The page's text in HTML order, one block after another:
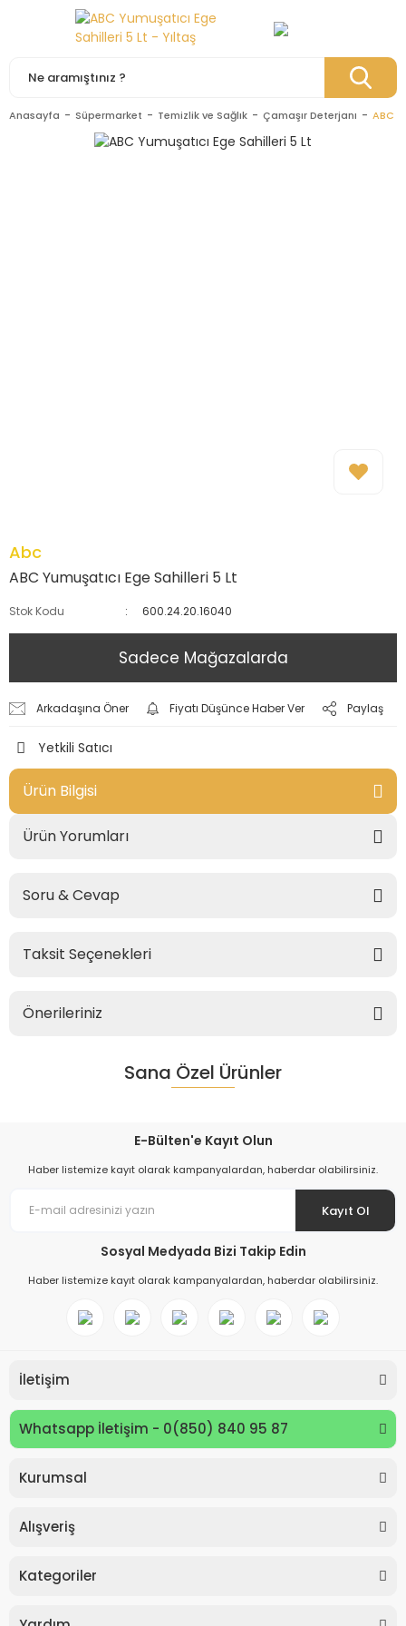
Anasayfa Süpermarket Temizlik ve Sağlık Çamaşır Deterjanı ABC
Abc
ABC Yumuşatıcı Ege Sahilleri 5 Lt
Stok Kodu 600.24.20.16040
Sadece Mağazalarda
Arkadaşına Öner Fiyatı Düşünce Haber Ver Paylaş
Yetkili Satıcı
Ürün Bilgisi
Ürün Yorumları
Soru & Cevap
Taksit Seçenekleri
Önerileriniz
Sana Özel Ürünler
E-Bülten'e Kayıt Olun
Haber listemize kayıt olarak kampanyalardan, haberdar olabilirsiniz.
Kayıt Ol
Sosyal Medyada Bizi Takip Edin
Haber listemize kayıt olarak kampanyalardan, haberdar olabilirsiniz.
İletişim
Whatsapp İletişim - 0(850) 840 95 87
Kurumsal
Alışveriş
Kategoriler